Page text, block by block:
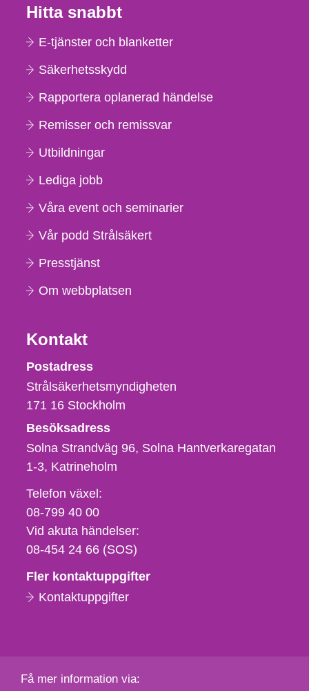
Hitta snabbt
E-tjänster och blanketter
Säkerhetsskydd
Rapportera oplanerad händelse
Remisser och remissvar
Utbildningar
Lediga jobb
Våra event och seminarier
Vår podd Strålsäkert
Presstjänst
Om webbplatsen
Kontakt
Strålsäkerhetsmyndigheten
Postadress
Strålsäkerhetsmyndigheten
171 16 Stockholm
Besöksadress
Solna Strandväg 96, Solna Hantverkaregatan
1-3 Katrineholm
Telefon,
fax
och
e-
Telefon växel:
08-799 40 00
Vid akuta händelser:
08-454 24 66 (SOS)
Fler kontaktuppgifter
Kontaktuppgifter
Få mer information via: